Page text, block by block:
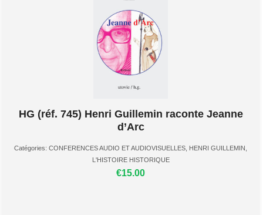
HG (réf. 745) Henri Guillemin raconte Jeanne
d’Arc
Catégories: CONFERENCES AUDIO ET AUDIOVISUELLES HENRI GUILLEMIN
L'HISTOIRE HISTORIQUE
€15.00